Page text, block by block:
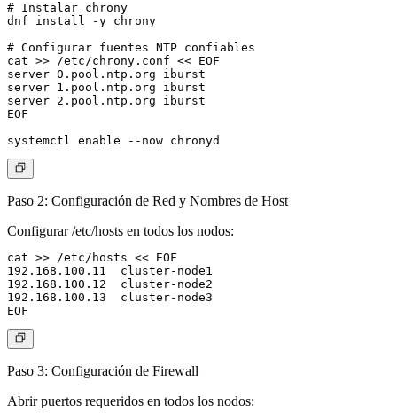
# Instalar chrony
dnf install -y chrony
# Configurar fuentes NTP confiables
cat >> /etc/chrony.conf << EOF
server 0.pool.ntp.org iburst
server 1.pool.ntp.org iburst
server 2.pool.ntp.org iburst
EOF
Paso 2: Configuración de Red y Nombres de Host
Configurar /etc/hosts en todos los nodos:
cat >> /etc/hosts << EOF
192.168.100.11  cluster-node1
192.168.100.12  cluster-node2
192.168.100.13  cluster-node3
Paso 3: Configuración de Firewall
Abrir puertos requeridos en todos los nodos: